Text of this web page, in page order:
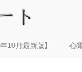
10月最新版】 心